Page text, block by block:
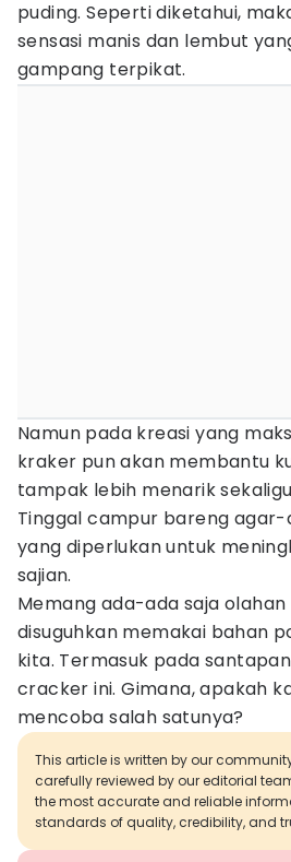
puding. Seperti diketahui,
sensasi manis dan lembut
gampang terpikat.
Namun pada kreasi yang
kraker pun akan membantu
tampak lebih menarik
Tinggal campur bareng
yang diperlukan untuk
sajian.
Memang ada-ada saja
disuguhkan memakai bahan
kita. Termasuk pada
cracker ini. Gimana, apakah
mencoba salah satunya?
This article is written by our
carefully reviewed by our editorial
the most accurate and reliable
standards of quality, credibility, and